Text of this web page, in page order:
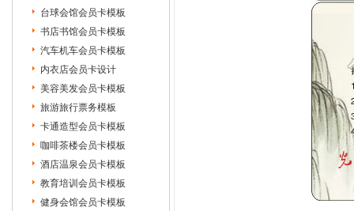
台球会馆会员卡模板
书店书馆会员卡模板
汽车机车会员卡模板
内衣店会员卡设计
美容美发会员卡模板
旅游旅行票务模板
卡通造型会员卡模板
咖啡茶楼会员卡模板
酒店温泉会员卡模板
教育培训会员卡模板
健身会馆会员卡模板